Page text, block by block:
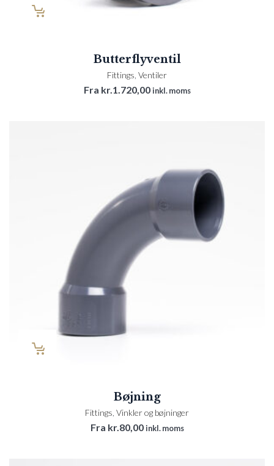
Butterflyventil
Fittings Ventiler
Fra kr.1.720,00 inkl. moms
Bøjning
Fittings Vinkler og bøjninger
Fra kr.80,00 inkl. moms